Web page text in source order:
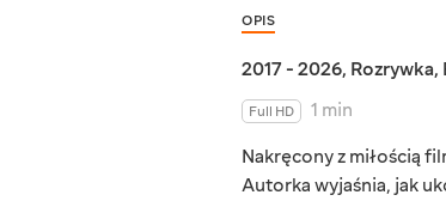
OPIS
2017 - 2026, Rozrywka,
Full HD
1 min
Nakręcony z miłością
Autorka wyjaśnia, jak